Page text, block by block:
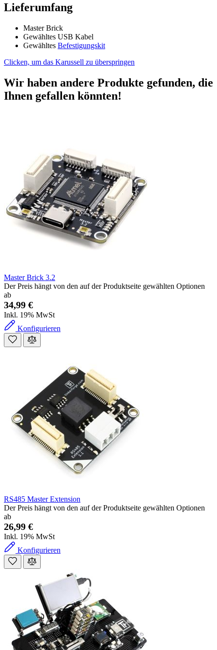
Lieferumfang
Master Brick
Gewähltes USB Kabel
Gewähltes Befestigungskit
Clicken, um das Karussell zu überspringen
Wir haben andere Produkte gefunden, die
Ihnen gefallen könnten!
Master Brick 3.2
Der Preis hängt von den auf der Produktseite gewählten Optionen
ab
34,99 €
Inkl. 19% MwSt
Konfigurieren
RS485 Master Extension
Der Preis hängt von den auf der Produktseite gewählten Optionen
ab
26,99 €
Inkl. 19% MwSt
Konfigurieren